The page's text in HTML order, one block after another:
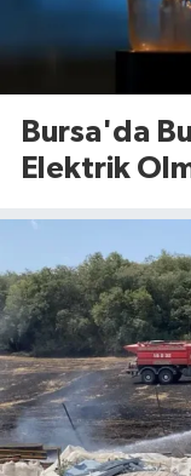
Bursa'da
Elektrik